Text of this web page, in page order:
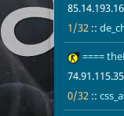
1/32 ::
18 ====
0/32 ::